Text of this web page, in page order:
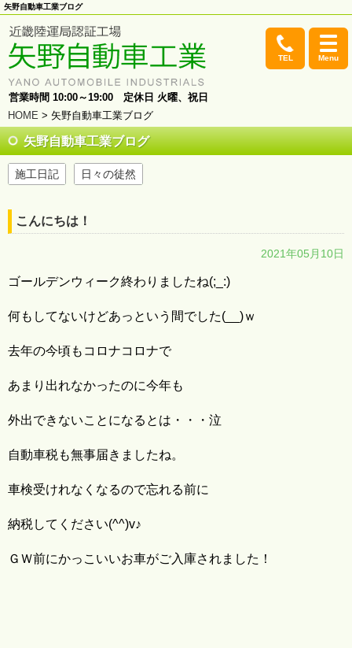
矢野自動車工業ブログ
TEL Menu
営業時間 10:00～19:00 定休日 火曜、祝日
HOME > 矢野自動車工業ブログ
矢野自動車工業ブログ
施工日記 日々の徒然
こんにちは！
2021年05月10日
ゴールデンウィーク終わりましたね(;_:)
何もしてないけどあっという間でした(__)ｗ
去年の今頃もコロナコロナで
あまり出れなかったのに今年も
外出できないことになるとは・・・泣
自動車税も無事届きましたね。
車検受けれなくなるので忘れる前に
納税してください(^^)v♪
ＧＷ前にかっこいいお車がご入庫されました！